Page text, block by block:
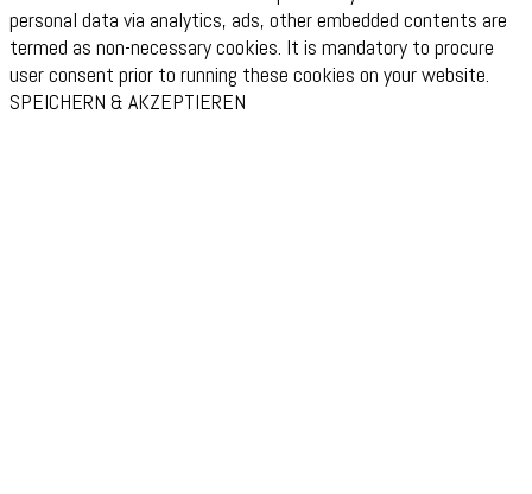
personal data via analytics, ads, other embedded contents are
termed as non-necessary cookies. It is mandatory to procure
user consent prior to running these cookies on your website.
SPEICHERN & AKZEPTIEREN